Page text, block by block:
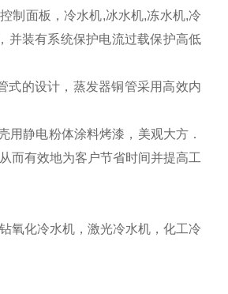
制面板，冷水机,冰水机,冻水机,冷
并装有系统保护电流过载保护高低
式的设计，蒸发器铜管采用高效内
用静电粉体涂料烤漆，美观大方．
而有效地为客户节省时间并提高工
氧化冷水机，激光冷水机，化工冷